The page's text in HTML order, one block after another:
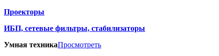
Проекторы
ИБП, сетевые фильтры, стабилизаторы
Умная техникаПросмотреть